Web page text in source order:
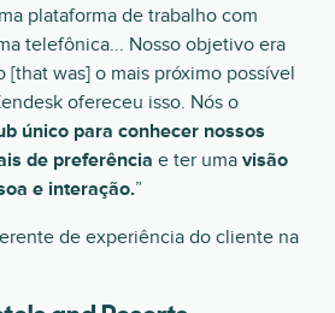
plataforma de trabalho com
telefônica... Nosso objetivo era
[that was] o mais próximo possível
ofereceu isso. Nós o
único para conhecer nossos
de preferência e ter uma visão
e interação.”
de experiência do cliente na